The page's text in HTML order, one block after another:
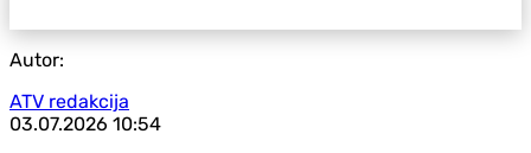
Autor:
ATV redakcija
03.07.2026 10:54